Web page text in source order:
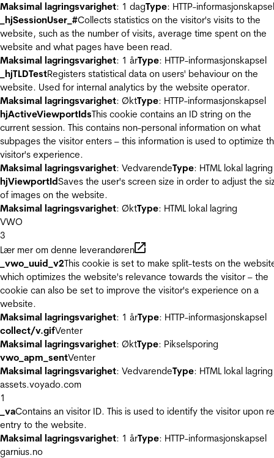
Maksimal lagringsvarighet: 1 dagType: HTTP-informasjonskapsel
_hjSessionUser_#Collects statistics on the visitor's visits to the
website, such as the number of visits, average time spent on the
website and what pages have been read.
Maksimal lagringsvarighet: 1 årType: HTTP-informasjonskapsel
_hjTLDTestRegisters statistical data on users' behaviour on the
website. Used for internal analytics by the website operator.
Maksimal lagringsvarighet: ØktType: HTTP-informasjonskapsel
hjActiveViewportIdsThis cookie contains an ID string on the
current session. This contains non-personal information on what
subpages the visitor enters – this information is used to optimize
visitor's experience.
Maksimal lagringsvarighet: VedvarendeType: HTML lokal lagring
hjViewportIdSaves the user's screen size in order to adjust the
of images on the website.
Maksimal lagringsvarighet: ØktType: HTML lokal lagring
VWO
3
Lær mer om denne leverandøren
_vwo_uuid_v2This cookie is set to make split-tests on the
which optimizes the website's relevance towards the visitor – the
cookie can also be set to improve the visitor's experience on a
website.
Maksimal lagringsvarighet: 1 årType: HTTP-informasjonskapsel
collect/v.gifVenter
Maksimal lagringsvarighet: ØktType: Pikselsporing
vwo_apm_sentVenter
Maksimal lagringsvarighet: VedvarendeType: HTML lokal lagring
assets.voyado.com
1
_vaContains an visitor ID. This is used to identify the visitor upon
entry to the website.
Maksimal lagringsvarighet: 1 årType: HTTP-informasjonskapsel
garnius.no